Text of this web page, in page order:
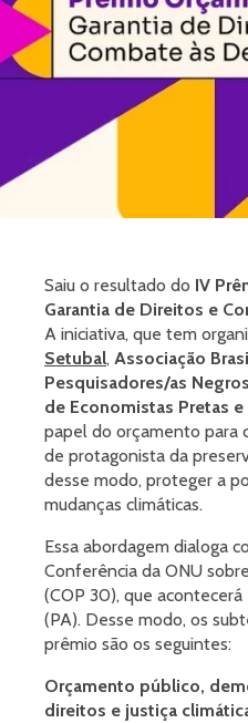
Saiu o resultado do IV
Garantia de Direitos e
A iniciativa, que tem
Setubal, Associação
Pesquisadores/as
de Economistas Pretas
papel do orçamento para
de protagonista da
desse modo, proteger a
mudanças climáticas.
Essa abordagem dialoga
Conferência da ONU
(COP 30), que
(PA). Desse modo, os
prêmio são os seguintes:
Orçamento público,
direitos e justiça